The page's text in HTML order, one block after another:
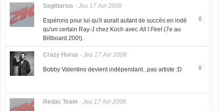
Sagittarius - Jeu 17 Avr 2008
0
Espérons pour lui qu'il aurait autant de succès en indé
qu'un certain Ray-J chez Koch avecAll I Feel(7e au
Billboard 200!).
Crazy Horus - Jeu 17 Avr 2008
0
Bobby Valentino devient indépendant...pas artiste :D
Redac Team - Jeu 17 Avr 2008